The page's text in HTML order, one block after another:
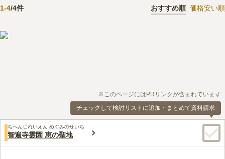
1-4/4件 おすすめ順 価格安い順
※このページにはPRリンクが含まれています
チェックして検討リストに追加・まとめて資料請求
ちへんじれいえん めぐみのせいち
智遍寺霊園 恵の聖地